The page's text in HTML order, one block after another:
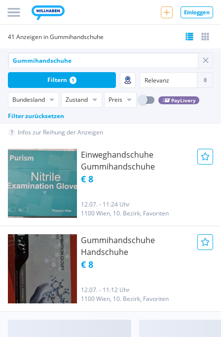
Einloggen
41 Anzeigen in Gummihandschuhe
Bundesland Zustand Preis PayLivery
Filter zurücksetzen
Filtern 1
Infos zur Reihung der Anzeigen
Einweghandschuhe
Gummihandschuhe
€ 8
12.07. - 11:24 Uhr
1100 Wien, 10. Bezirk, Favoriten
Gummihandschuhe
Handschuhe
€ 8
12.07. - 11:12 Uhr
1100 Wien, 10. Bezirk, Favoriten